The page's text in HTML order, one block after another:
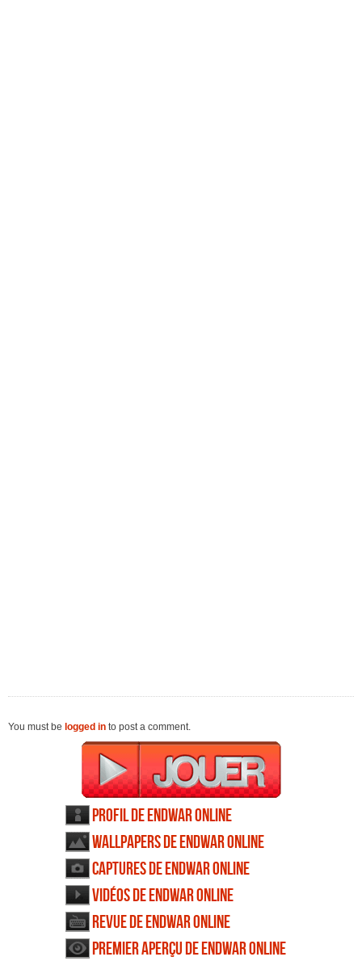
You must be logged in to post a comment.
Profil de EndWar Online
Wallpapers de EndWar Online
Captures de EndWar Online
Vidéos de EndWar Online
Revue de EndWar Online
Premier aperçu de EndWar Online